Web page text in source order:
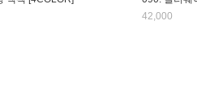
42,000